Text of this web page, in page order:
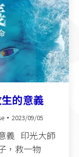
的意義
2023/09/05
義 印光大師
，救一物